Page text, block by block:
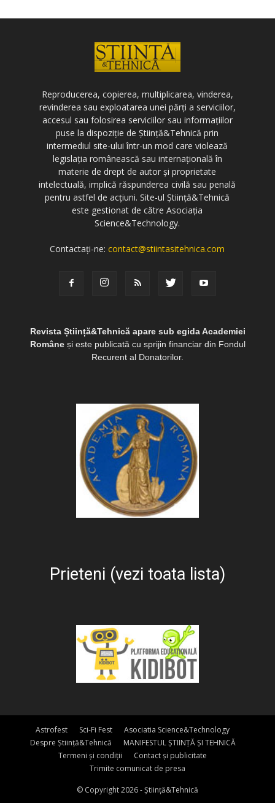
Reproducerea, copierea, multiplicarea, vinderea,
revinderea sau exploatarea unei părți a serviciilor,
accesul sau folosirea serviciilor sau informațiilor
puse la dispoziție de Știință&Tehnică prin
intermediul site-ului într-un mod care violează
legislația românească sau internațională în
materie de drept de autor și proprietate
intelectuală, implică răspunderea civilă sau penală
pentru astfel de acțiuni. Site-ul Știință&Tehnică
este gestionat de către Asociația
Science&Technology.
Contactați-ne:contact@stiintasitehnica.com
Revista Știință&Tehnică apare sub egida Academiei
Româneși este publicată cu sprijin financiar din Fondul
Recurent al Donatorilor.
Prieteni (vezi toata lista)
Astrofest Sci-Fi Fest
Asociatia Science&Technology
Despre Știință&Tehnică
MANIFESTUL ȘTIINȚĂ ȘI TEHNICĂ
Termeni și condiții
Contact și publicitate
Trimite comunicat de presa
© Copyright 2026 - Știință&Tehnică